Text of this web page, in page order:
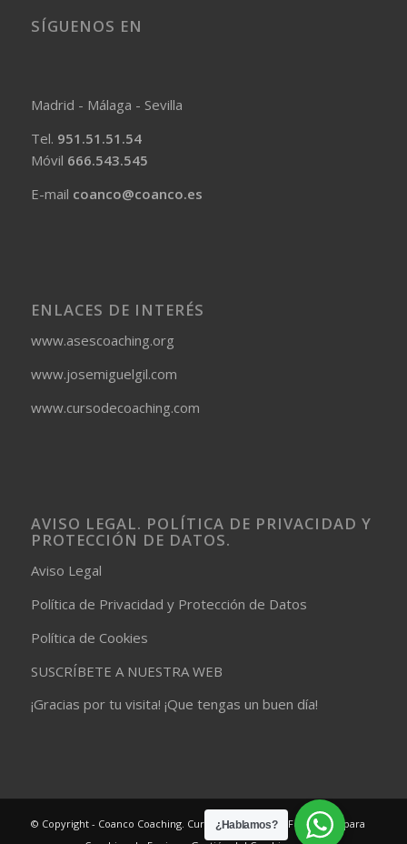
SÍGUENOS EN
Madrid - Málaga - Sevilla
Tel. 951.51.51.54
Móvil 666.543.545
E-mail coanco@coanco.es
ENLACES DE INTERÉS
www.asescoaching.org
www.josemiguelgil.com
www.cursodecoaching.com
AVISO LEGAL. POLÍTICA DE PRIVACIDAD Y
PROTECCIÓN DE DATOS.
Aviso Legal
Política de Privacidad y Protección de Datos
Política de Cookies
SUSCRÍBETE A NUESTRA WEB
¡Gracias por tu visita! ¡Que tengas un buen día!
© Copyright - Coanco Coaching. Cursos de Coaching. Formación para
¿Hablamos?